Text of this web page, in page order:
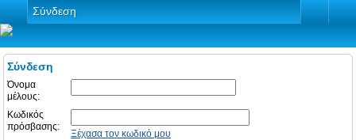
Σύνδεση
Σύνδεση
Όνομα
μέλους:
Κωδικός
πρόσβασης:
Ξέχασα τον κωδικό μου